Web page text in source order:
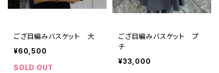
ござ目編みバスケット 大
¥60,500
SOLD OUT
ござ目編みバスケット プ
チ
¥33,000